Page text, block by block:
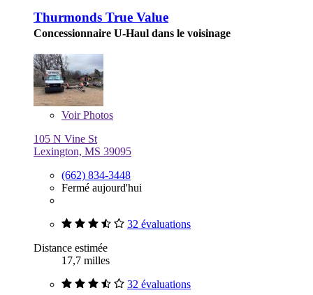
Thurmonds True Value
Concessionnaire U-Haul dans le voisinage
VoirPhotos
105 N Vine St
Lexington, MS 39095
(662) 834-3448
Fermé aujourd'hui
32 évaluations
Distance estimée
17,7 milles
32 évaluations